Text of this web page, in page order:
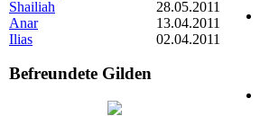
Shailiah
28.05.2011
Anar
13.04.2011
Ilias
02.04.2011
Befreundete Gilden